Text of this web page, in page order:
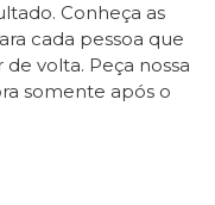
Conheça as
cada pessoa que
volta. Peça nossa
somente após o